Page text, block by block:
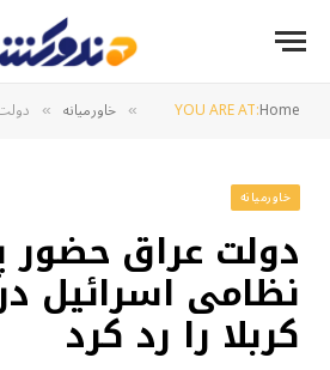
YOU ARE AT:Home
» خاورمیانه » دولت
خاورمیانه
دولت عراق حضور
نظامی اسرائیل
کربلا را رد کرد